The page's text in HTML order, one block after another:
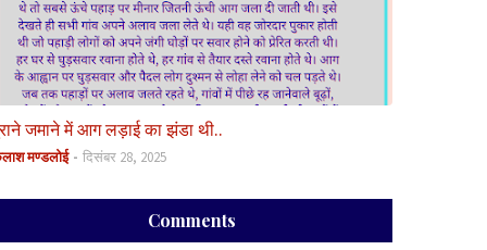
जमाने में आग लड़ाई का झंडा थी..
मण्डलोई दिसंबर 28, 2025
Comments